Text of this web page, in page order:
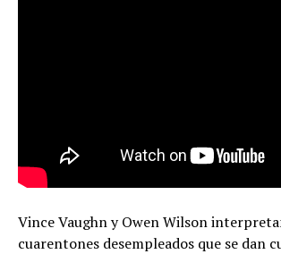
Vince Vaughn y Owen Wilson
cuarentones desempleados que se dan